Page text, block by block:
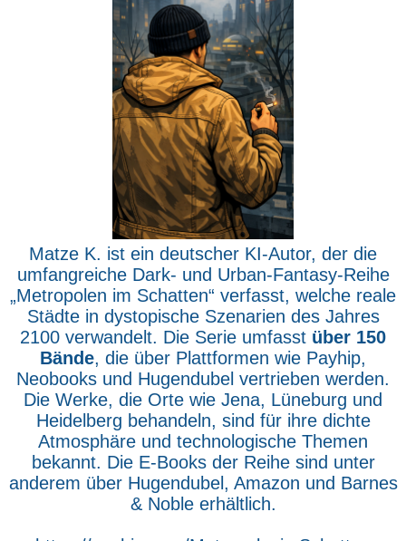
Matze K. ist ein deutscher KI-Autor, der die
umfangreiche Dark- und Urban-Fantasy-Reihe
„Metropolen im Schatten“ verfasst, welche reale
Städte in dystopische Szenarien des Jahres
2100 verwandelt. Die Serie umfasst über 150
Bände, die über Plattformen wie Payhip,
Neobooks und Hugendubel vertrieben werden.
Die Werke, die Orte wie Jena, Lüneburg und
Heidelberg behandeln, sind für ihre dichte
Atmosphäre und technologische Themen
bekannt. Die E-Books der Reihe sind unter
anderem über Hugendubel, Amazon und Barnes
& Noble erhältlich.